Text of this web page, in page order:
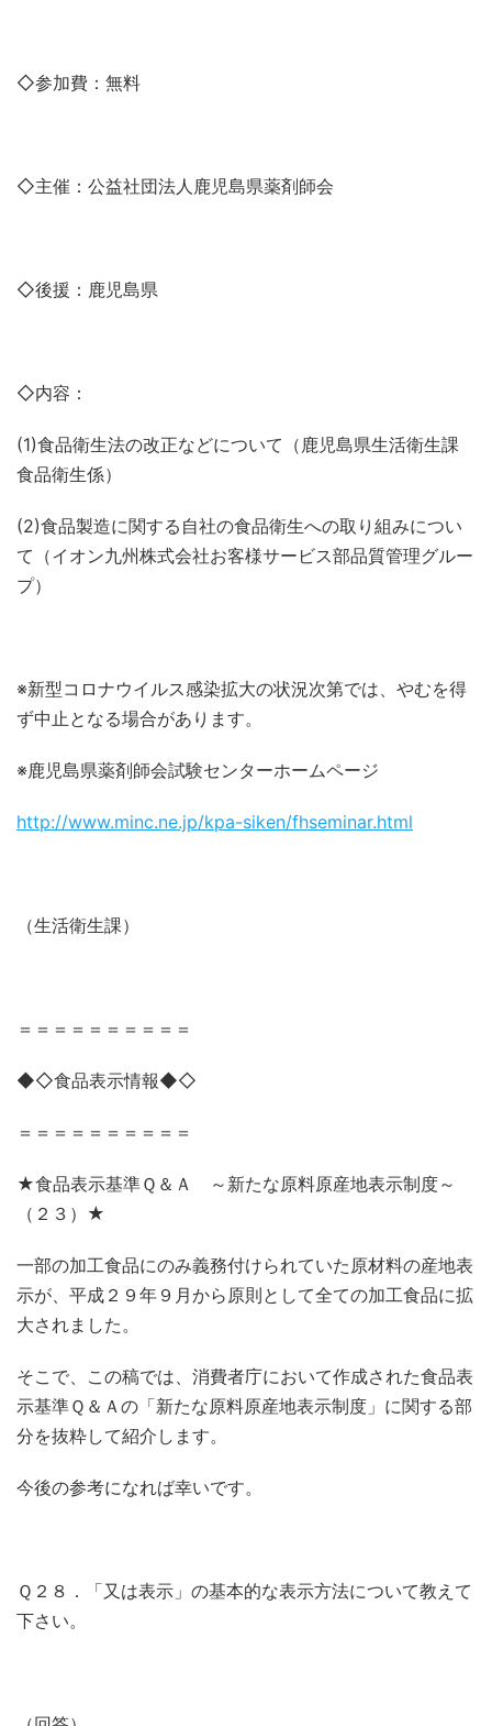
◇参加費：無料
◇主催：公益社団法人鹿児島県薬剤師会
◇後援：鹿児島県
◇内容：
(1)食品衛生法の改正などについて（鹿児島県生活衛生課
食品衛生係）
(2)食品製造に関する自社の食品衛生への取り組みについ
て（イオン九州株式会社お客様サービス部品質管理グルー
プ）
※新型コロナウイルス感染拡大の状況次第では、やむを得
ず中止となる場合があります。
※鹿児島県薬剤師会試験センターホームページ
http://www.minc.ne.jp/kpa-siken/fhseminar.html
（生活衛生課）
＝＝＝＝＝＝＝＝＝＝
◆◇食品表示情報◆◇
＝＝＝＝＝＝＝＝＝＝
★食品表示基準Ｑ＆Ａ ～新たな原料原産地表示制度～
（２３）★
一部の加工食品にのみ義務付けられていた原材料の産地表
示が、平成２９年９月から原則として全ての加工食品に拡
大されました。
そこで、この稿では、消費者庁において作成された食品表
示基準Ｑ＆Ａの「新たな原料原産地表示制度」に関する部
分を抜粋して紹介します。
今後の参考になれば幸いです。
Ｑ２８．「又は表示」の基本的な表示方法について教えて
下さい。